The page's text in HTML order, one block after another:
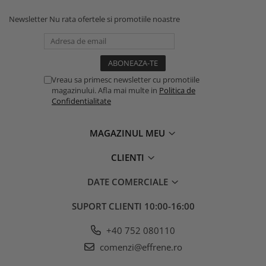
Newsletter Nu rata ofertele si promotiile noastre
Vreau sa primesc newsletter cu promotiile
magazinului. Afla mai multe in Politica de
Confidentialitate
MAGAZINUL MEU
CLIENTI
DATE COMERCIALE
SUPORT CLIENTI 10:00-16:00
+40 752 080110
comenzi@effrene.ro